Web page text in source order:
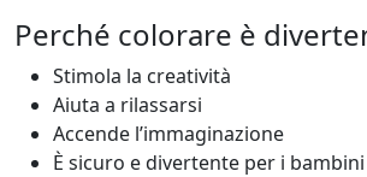
Perché colorare è
Stimola la creatività
Aiuta a rilassarsi
Accende l’immaginazione
È sicuro e divertente per i bambini